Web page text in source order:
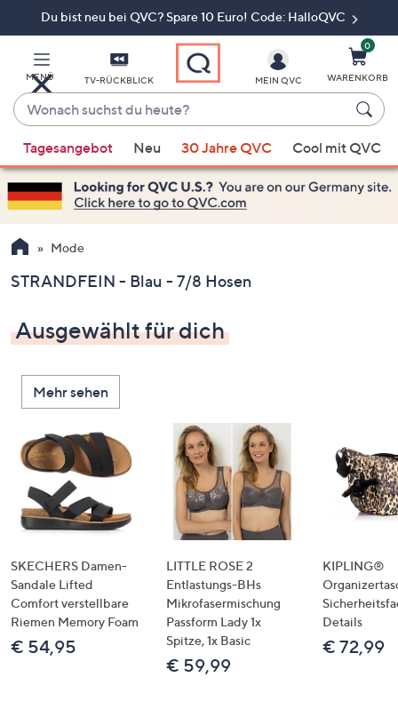
Du bist neu bei QVC? Spare 10 Euro! Code: HalloQVC
MENÜ TV-RÜCKBLICK
Wonach
suchst
du
heute?
Vorschläge
verfügbar
sind,
verwenden
Sie
Pfeiltasten
oben
und
nach
unten
oder
wischen
Sie
Touch-
Geräten
links
bzw.
rechts,
um
diese
MEIN QVC
0
WARENKORB
Tagesangebot Neu 30 Jahre QVC Cool mit QVC
Mode
STRANDFEIN - Blau - 7/8 Hosen
Ausgewählt für dich
Mehr sehen
SKECHERS Damen-
Sandale Lifted
Comfort verstellbare
Riemen Memory Foam
€ 54,95
LITTLE ROSE 2
Entlastungs-BHs
Mikrofasermischung
Passform Lady 1x
Spitze, 1x Basic
€ 59,99
KIPLING®
Details
€ 72,99